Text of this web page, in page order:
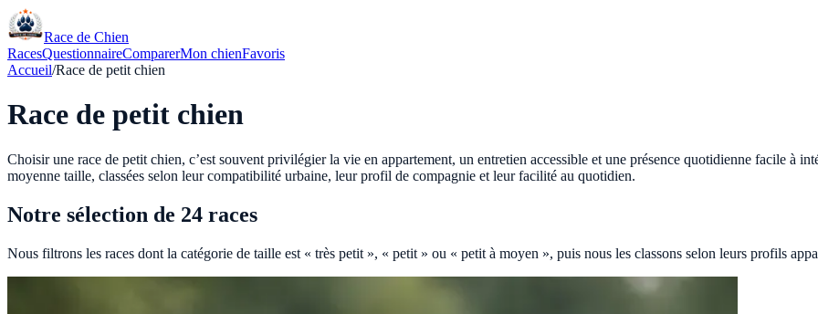
Race de Chien
RacesQuestionnaireComparerMon chienFavoris
Accueil/Race de petit chien
Race de petit chien
Choisir une race de petit chien, c’est souvent privilégier la vie en appartement, un entretien accessible et une présence quotidienne facile à
moyenne taille, classées selon leur compatibilité urbaine, leur profil de compagnie et leur facilité au quotidien.
Notre sélection de 24 races
Nous filtrons les races dont la catégorie de taille est « très petit », « petit » ou « petit à moyen », puis nous les classons selon leurs profils